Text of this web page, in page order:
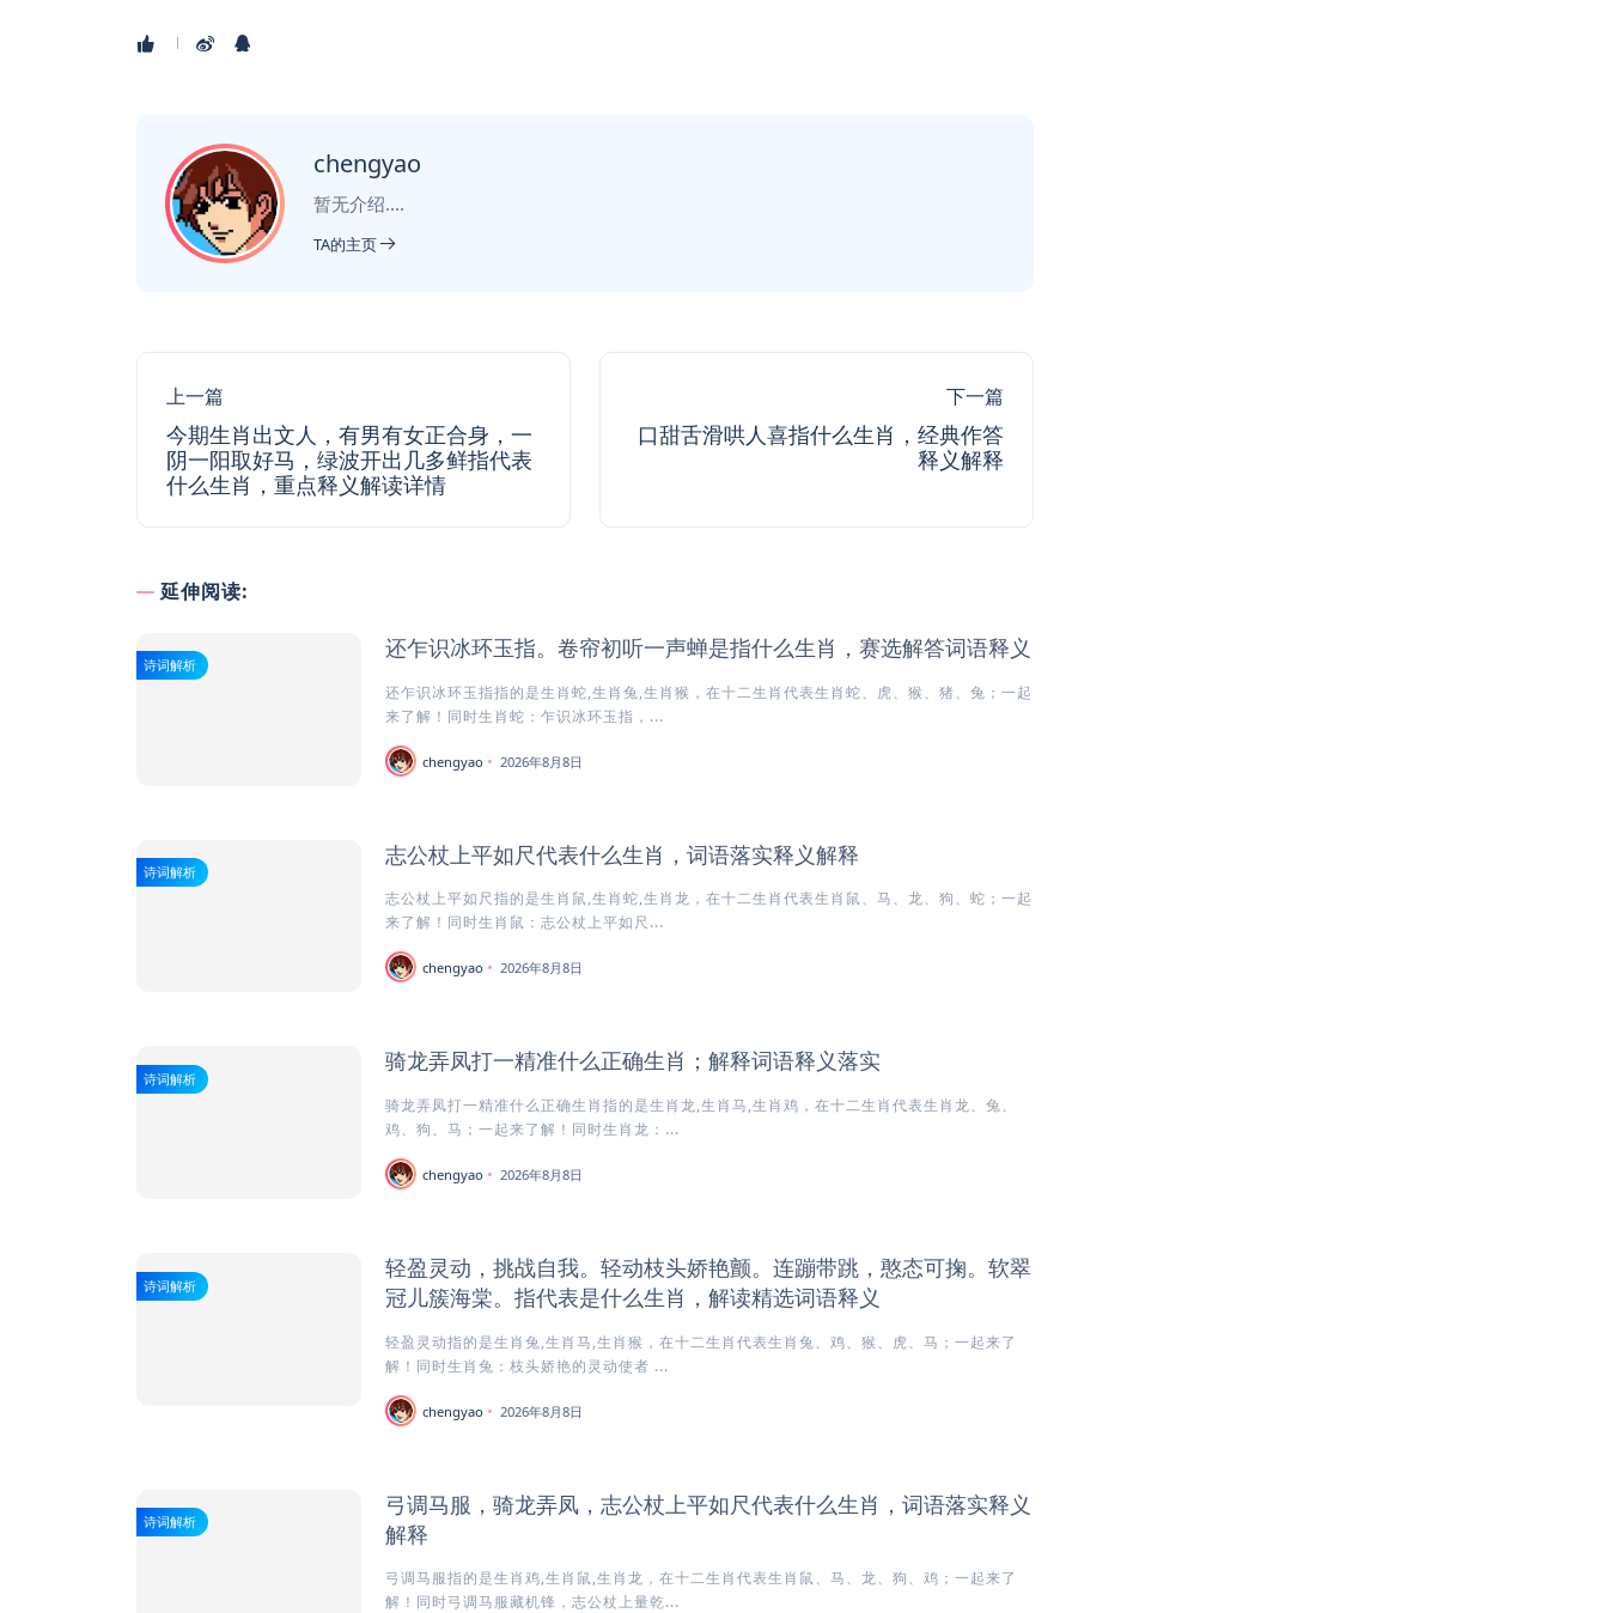
chengyao
暂无介绍....
TA的主页
上一篇
今期生肖出文人，有男有女正合身，一
阴一阳取好马，绿波开出几多鲜指代表
什么生肖，重点释义解读详情
下一篇
口甜舌滑哄人喜指什么生肖，经典作答
释义解释
延伸阅读:
诗词解析
还乍识冰环玉指。卷帘初听一声蝉是指什么生肖，赛选解答词语释义
还乍识冰环玉指指的是生肖蛇,生肖兔,生肖猴，在十二生肖代表生肖蛇、虎、猴、猪、兔；一起
来了解！同时生肖蛇：乍识冰环玉指，...
chengyao 2026年8月8日
诗词解析
志公杖上平如尺代表什么生肖，词语落实释义解释
志公杖上平如尺指的是生肖鼠,生肖蛇,生肖龙，在十二生肖代表生肖鼠、马、龙、狗、蛇；一起
来了解！同时生肖鼠：志公杖上平如尺...
chengyao 2026年8月8日
诗词解析
骑龙弄凤打一精准什么正确生肖；解释词语释义落实
骑龙弄凤打一精准什么正确生肖指的是生肖龙,生肖马,生肖鸡，在十二生肖代表生肖龙、兔、
鸡、狗、马；一起来了解！同时生肖龙：...
chengyao 2026年8月8日
诗词解析
轻盈灵动，挑战自我。轻动枝头娇艳颤。连蹦带跳，憨态可掬。软翠
冠儿簇海棠。指代表是什么生肖，解读精选词语释义
轻盈灵动指的是生肖兔,生肖马,生肖猴，在十二生肖代表生肖兔、鸡、猴、虎、马；一起来了
解！同时生肖兔：枝头娇艳的灵动使者 ...
chengyao 2026年8月8日
诗词解析
弓调马服，骑龙弄凤，志公杖上平如尺代表什么生肖，词语落实释义
解释
弓调马服指的是生肖鸡,生肖鼠,生肖龙，在十二生肖代表生肖鼠、马、龙、狗、鸡；一起来了
解！同时弓调马服藏机锋，志公杖上量乾...